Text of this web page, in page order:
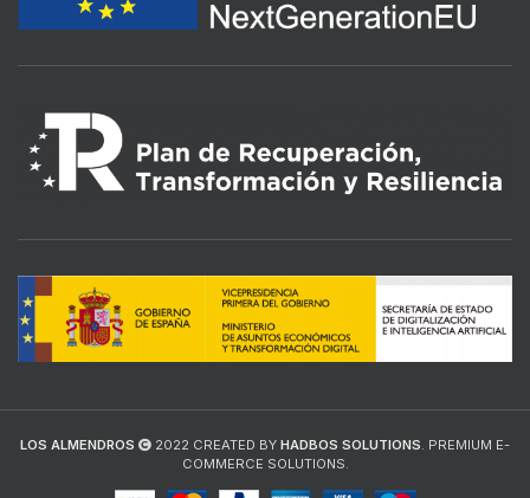
LOS ALMENDROS 2022 CREATED BY HADBOS SOLUTIONS. PREMIUM E-
COMMERCE SOLUTIONS.